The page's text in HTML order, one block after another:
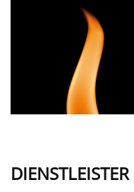
DIENSTLEISTER